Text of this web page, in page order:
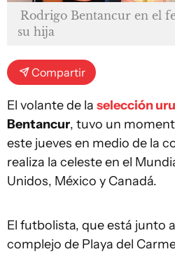
Rodrigo Bentancur en el
su hija
Compartir
El volante de la selección
Bentancur, tuvo un
este jueves en medio de la
realiza la celeste en el
Unidos, México y Canadá.
El futbolista, que está junto
complejo de Playa del